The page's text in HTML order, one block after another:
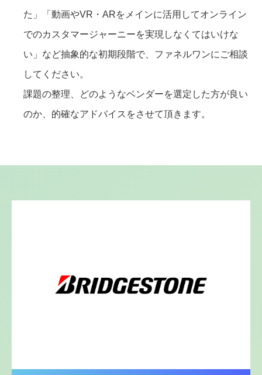
た」「動画やVR・ARをメインに活用してオンライン
でのカスタマージャーニーを実現しなくてはいけな
い」など抽象的な初期段階で、ファネルワンにご相談
してください。
課題の整理、どのようなベンダーを選定した方が良い
のか、的確なアドバイスをさせて頂きます。